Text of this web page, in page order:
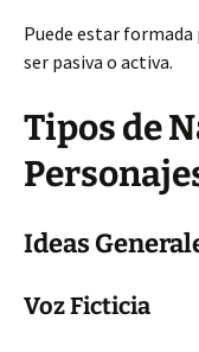
Puede estar formada
ser pasiva o activa.
Tipos de
Ideas
Voz Ficticia